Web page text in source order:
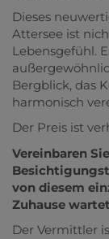
Dieses
Attersee ist
Lebensgefühl.
Bergblick, das
harmonisch
Der Preis ist
Vereinbaren
von diesem
Zuhause
Der Vermittler